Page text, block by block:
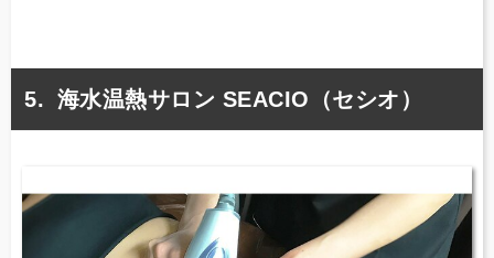
海水温熱サロン SEACIO（セシオ）